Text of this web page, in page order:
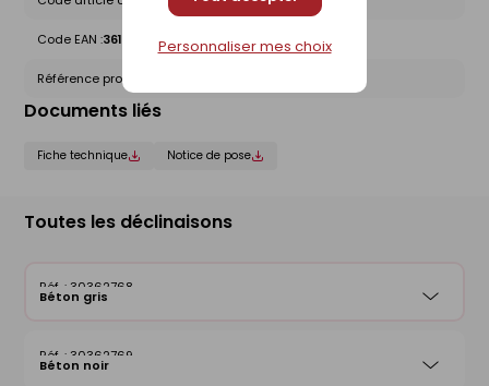
Personnaliser mes choix
Code EAN :3612830014354
Référence produit nationale Gedimat :
Documents liés
Fiche technique Notice de pose
Toutes les déclinaisons
30362768
Béton gris
30362769
Béton noir